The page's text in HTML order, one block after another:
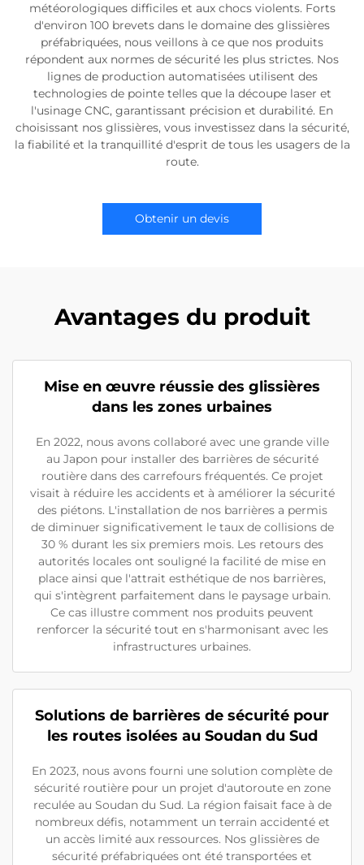
météorologiques difficiles et aux chocs violents. Forts
d'environ 100 brevets dans le domaine des glissières
préfabriquées, nous veillons à ce que nos produits
répondent aux normes de sécurité les plus strictes. Nos
lignes de production automatisées utilisent des
technologies de pointe telles que la découpe laser et
l'usinage CNC, garantissant précision et durabilité. En
choisissant nos glissières, vous investissez dans la sécurité,
la fiabilité et la tranquillité d'esprit de tous les usagers de la
route.
Obtenir un devis
Avantages du produit
Mise en œuvre réussie des glissières
dans les zones urbaines
En 2022, nous avons collaboré avec une grande ville
au Japon pour installer des barrières de sécurité
routière dans des carrefours fréquentés. Ce projet
visait à réduire les accidents et à améliorer la sécurité
des piétons. L'installation de nos barrières a permis
de diminuer significativement le taux de collisions de
30 % durant les six premiers mois. Les retours des
autorités locales ont souligné la facilité de mise en
place ainsi que l'attrait esthétique de nos barrières,
qui s'intègrent parfaitement dans le paysage urbain.
Ce cas illustre comment nos produits peuvent
renforcer la sécurité tout en s'harmonisant avec les
infrastructures urbaines.
Solutions de barrières de sécurité pour
les routes isolées au Soudan du Sud
En 2023, nous avons fourni une solution complète de
sécurité routière pour un projet d'autoroute en zone
reculée au Soudan du Sud. La région faisait face à de
nombreux défis, notamment un terrain accidenté et
un accès limité aux ressources. Nos glissières de
sécurité préfabriquées ont été transportées et